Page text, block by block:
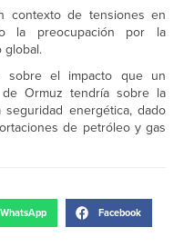
contexto de tensiones en
la preocupación por la
global.
sobre el impacto que un
Ormuz tendría sobre la
energética, dado
de petróleo y gas
WhatsApp Facebook